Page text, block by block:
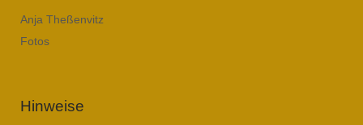
Anja Theßenvitz
Fotos
Hinweise